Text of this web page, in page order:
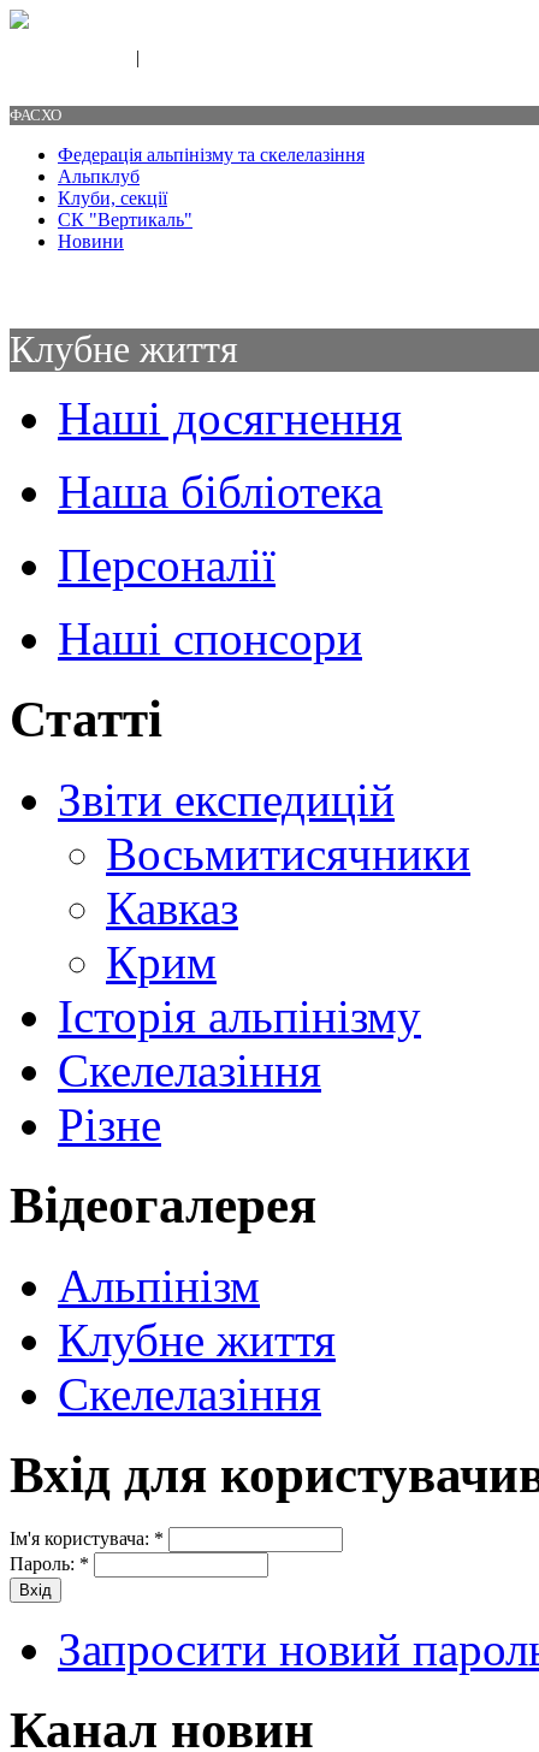
|
ФАСХО
Федерація альпінізму та скелелазіння
Альпклуб
Клуби, секції
СК "Вертикаль"
Новини
Клубне життя
Наші досягнення
Наша бібліотека
Персоналії
Наші спонсори
Статті
Звіти експедицій
Восьмитисячники
Кавказ
Крим
Історія альпінізму
Скелелазіння
Різне
Відеогалерея
Альпінізм
Клубне життя
Скелелазіння
Вхід для
Ім'я користувача: *
Пароль: *
Запросити новий
Канал новин